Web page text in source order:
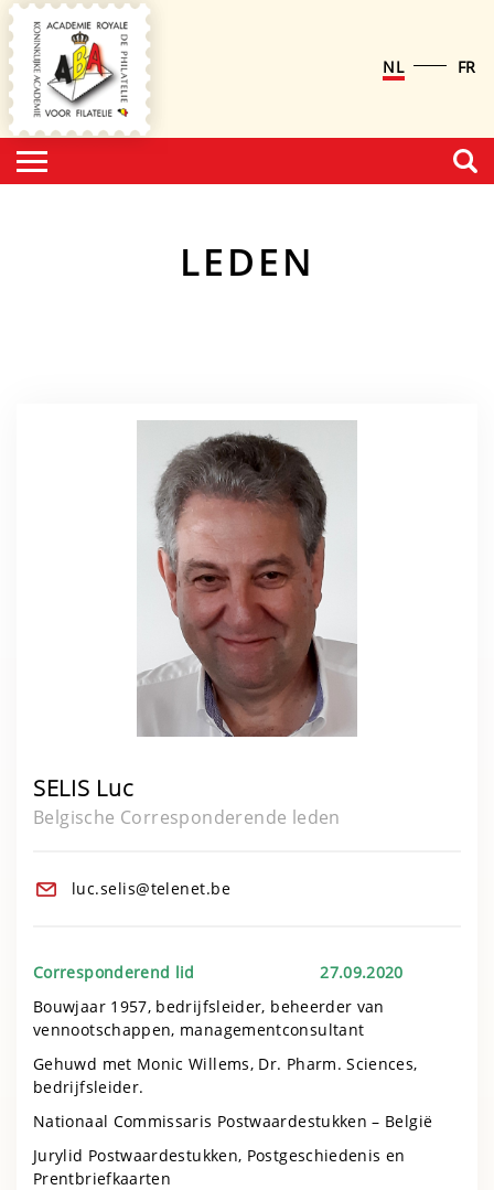
NL FR
LEDEN
SELIS Luc
Belgische Corresponderende leden
luc.selis@telenet.be
Corresponderend lid 27.09.2020
Bouwjaar 1957, bedrijfsleider, beheerder van
vennootschappen, managementconsultant
Gehuwd met Monic Willems, Dr. Pharm. Sciences,
bedrijfsleider.
Nationaal Commissaris Postwaardestukken – België
Jurylid Postwaardestukken, Postgeschiedenis en
Prentbriefkaarten